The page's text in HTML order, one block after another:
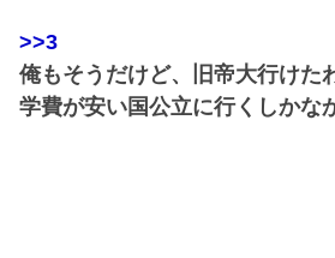
>>3
俺もそうだけど、旧帝大行けた
学費が安い国公立に行くしかな